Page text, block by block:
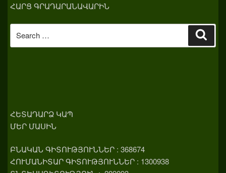
ՀԱՐՑ ԳՐԱԴԱՐԱՆԱՎԱՐԻՆ
for:
ՀԵՏԱԴԱՐՁ ԿԱՊ
ՄԵՐ ՄԱՍԻՆ
ԲՆԱԿԱՆ ԳԻՏՈՒԹՅՈՒՆՆԵՐ : 368674
ՀՈՒՄԱՆԻՏԱՐ ԳԻՏՈՒԹՅՈՒՆՆԵՐ : 1300938